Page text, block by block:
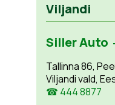
Viljandi
Siller Auto
Tallinna 86,
Viljandi vald,
☎ 444 8877